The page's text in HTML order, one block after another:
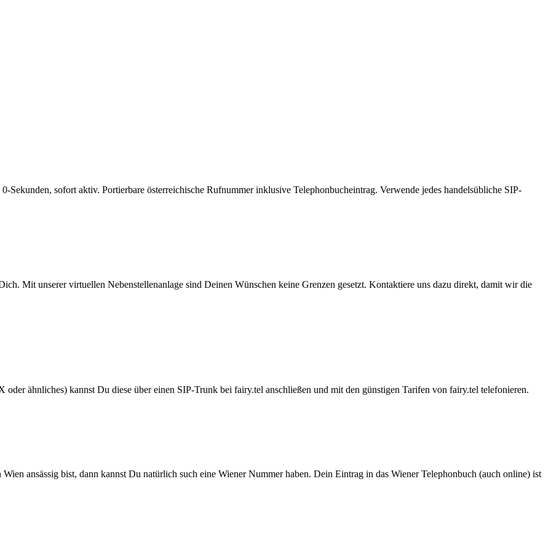
sofort aktiv. Portierbare österreichische Rufnummer inklusive Telephonbucheintrag. Verwende jedes handelsübliche SIP-
Mit unserer virtuellen Nebenstellenanlage sind Deinen Wünschen keine Grenzen gesetzt. Kontaktiere uns dazu direkt, damit wir die
oder ähnliches) kannst Du diese über einen SIP-Trunk bei fairy.tel anschließen und mit den günstigen Tarifen von fairy.tel telefonieren.
ansässig bist, dann kannst Du natürlich such eine Wiener Nummer haben. Dein Eintrag in das Wiener Telephonbuch (auch online) ist